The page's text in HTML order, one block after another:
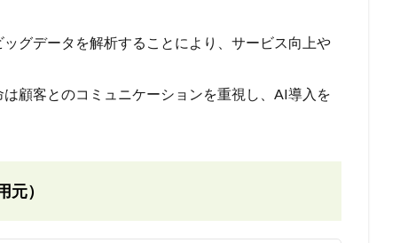
グデータを解析することにより、サービス向上や
は顧客とのコミュニケーションを重視し、AI導入を
）